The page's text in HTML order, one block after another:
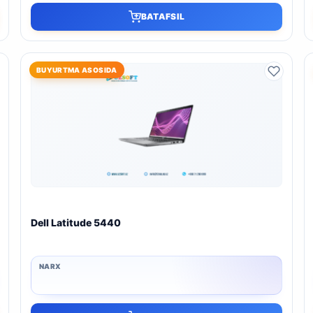
BATAFSIL
BUYURTMA ASOSIDA
Dell Latitude 5440